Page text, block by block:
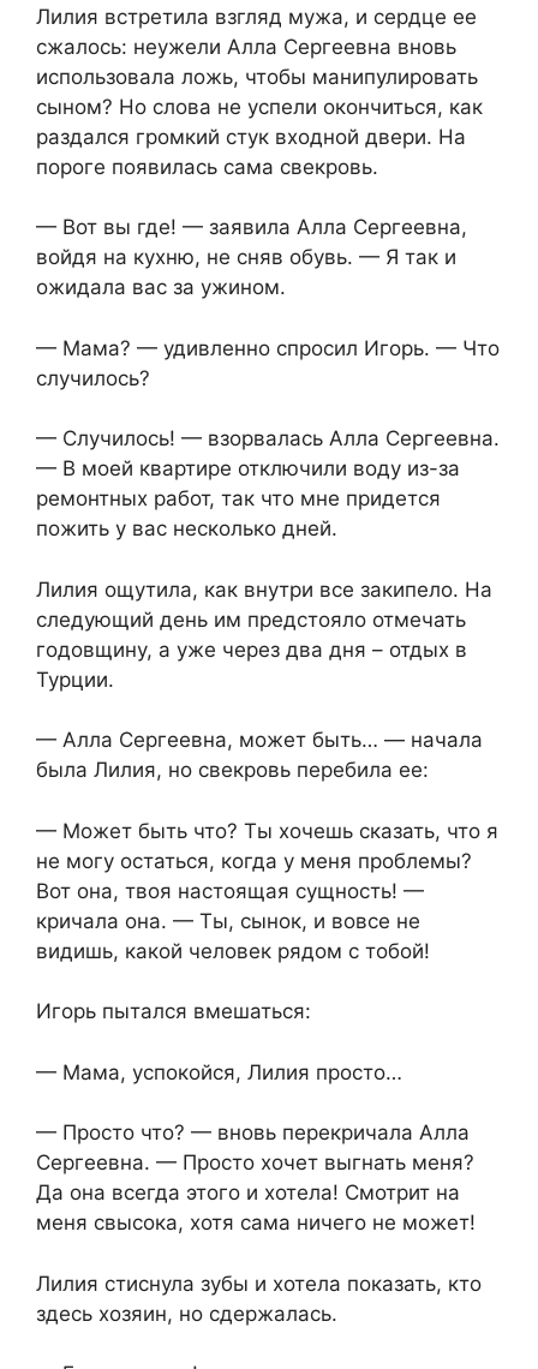
Лилия встретила взгляд мужа, и сердце ее
сжалось: неужели Алла Сергеевна вновь
использовала ложь, чтобы манипулировать
сыном? Но слова не успели окончиться, как
раздался громкий стук входной двери. На
пороге появилась сама свекровь.
— Вот вы где! — заявила Алла Сергеевна,
войдя на кухню, не сняв обувь. — Я так и
ожидала вас за ужином.
— Мама? — удивленно спросил Игорь. — Что
случилось?
— Случилось! — взорвалась Алла Сергеевна.
— В моей квартире отключили воду из-за
ремонтных работ, так что мне придется
пожить у вас несколько дней.
Лилия ощутила, как внутри все закипело. На
следующий день им предстояло отмечать
годовщину, а уже через два дня – отдых в
Турции.
— Алла Сергеевна, может быть… — начала
была Лилия, но свекровь перебила ее:
— Может быть что? Ты хочешь сказать, что я
не могу остаться, когда у меня проблемы?
Вот она, твоя настоящая сущность! —
кричала она. — Ты, сынок, и вовсе не
видишь, какой человек рядом с тобой!
Игорь пытался вмешаться:
— Мама, успокойся, Лилия просто…
— Просто что? — вновь перекричала Алла
Сергеевна. — Просто хочет выгнать меня?
Да она всегда этого и хотела! Смотрит на
меня свысока, хотя сама ничего не может!
Лилия стиснула зубы и хотела показать, кто
здесь хозяин, но сдержалась.